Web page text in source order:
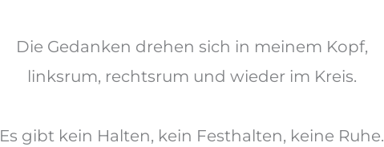
Die Gedanken drehen sich in meinem Kopf,
linksrum, rechtsrum und wieder im Kreis.
Es gibt kein Halten, kein Festhalten, keine Ruhe.